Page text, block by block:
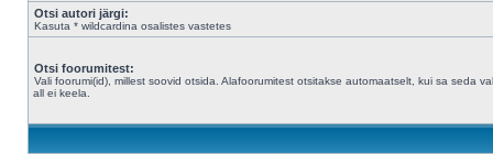
Otsi autori järgi:
Kasuta * wildcardina osalistes vastetes
Otsi foorumitest:
Vali foorumi(id), millest soovid otsida. Alafoorumitest otsitakse automaatselt, kui sa seda
all ei keela.